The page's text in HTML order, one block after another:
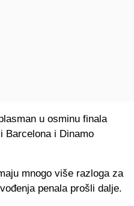
u osminu finala
Barcelona i Dinamo
mnogo više razloga za
penala prošli dalje.